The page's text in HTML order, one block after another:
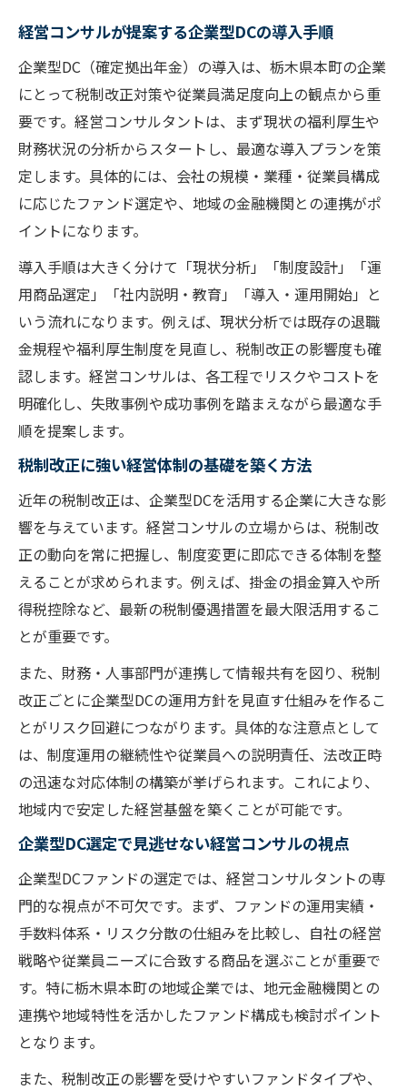
税制改正の最新動向と企業型DCの関係性
イント
企業型DCの導入が税制改正対応に有効な理
由
税制改正に強い経営を実現する企業型DC戦
略
経営コンサル視点で見る企業型DCの税制メ
リット
企業型DCの活用がもたらす経営強化とは
経営コンサルが語る企業型DC活用の強み
税制改正下で企業型DCが経営に与える影響
企業型DC導入による中長期の経営強化策
経営コンサルと共に考える企業型DCの効果
税制改正を見据えた企業型DCの導入メリッ
ト
税制改正を乗り越える企業型DC運用法
経営コンサル推奨の企業型DC運用ポイント
税制改正に左右されない企業型DCの選び方
企業型DCファンド運用で経営基盤を強化
税制改正に対応する企業型DC運用実務の工
夫
経営コンサルが指南する企業型DC運用戦略
経営安定化の鍵企業型DC最新活用例
経営コンサルが注目する企業型DC最新事例
税制改正に適応した企業型DC活用パターン
企業型DC導入による経営安定化の具体例
経営コンサル視点で見た企業型DC活用の変
税制改正対応力を高める企業型DC事例分析
栃木県本町企業に適したDCファンド選び
経営コンサルがすすめるDCファンド選定基
準
税制改正に強いDCファンドの見極め方
企業型DC導入時に重視すべき選択ポイント
経営コンサル視点で選ぶ最適なDCファンド
経営コンサルが提案する企業型DCの導入手順
企業型DC（確定拠出年金）の導入は、栃木県本町の企業
にとって税制改正対策や従業員満足度向上の観点から重
要です。経営コンサルタントは、まず現状の福利厚生や
財務状況の分析からスタートし、最適な導入プランを策
定します。具体的には、会社の規模・業種・従業員構成
に応じたファンド選定や、地域の金融機関との連携がポ
イントになります。
導入手順は大きく分けて「現状分析」「制度設計」「運
用商品選定」「社内説明・教育」「導入・運用開始」と
いう流れになります。例えば、現状分析では既存の退職
金規程や福利厚生制度を見直し、税制改正の影響度も確
認します。経営コンサルは、各工程でリスクやコストを
明確化し、失敗事例や成功事例を踏まえながら最適な手
順を提案します。
税制改正に強い経営体制の基礎を築く方法
近年の税制改正は、企業型DCを活用する企業に大きな影
響を与えています。経営コンサルの立場からは、税制改
正の動向を常に把握し、制度変更に即応できる体制を整
えることが求められます。例えば、掛金の損金算入や所
得税控除など、最新の税制優遇措置を最大限活用するこ
とが重要です。
また、財務・人事部門が連携して情報共有を図り、税制
改正ごとに企業型DCの運用方針を見直す仕組みを作るこ
とがリスク回避につながります。具体的な注意点として
は、制度運用の継続性や従業員への説明責任、法改正時
の迅速な対応体制の構築が挙げられます。これにより、
地域内で安定した経営基盤を築くことが可能です。
企業型DC選定で見逃せない経営コンサルの視点
企業型DCファンドの選定では、経営コンサルタントの専
門的な視点が不可欠です。まず、ファンドの運用実績・
手数料体系・リスク分散の仕組みを比較し、自社の経営
戦略や従業員ニーズに合致する商品を選ぶことが重要で
す。特に栃木県本町の地域企業では、地元金融機関との
連携や地域特性を活かしたファンド構成も検討ポイント
となります。
また、税制改正の影響を受けやすいファンドタイプや、